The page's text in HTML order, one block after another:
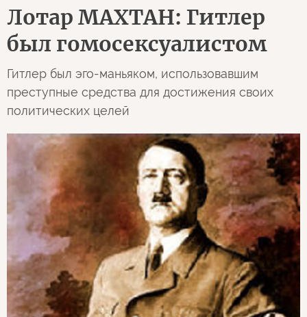
Лотар МАХТАН: Гитлер
был гомосексуалистом
Гитлер был эго-маньяком, использовавшим
преступные средства для достижения своих
политических целей